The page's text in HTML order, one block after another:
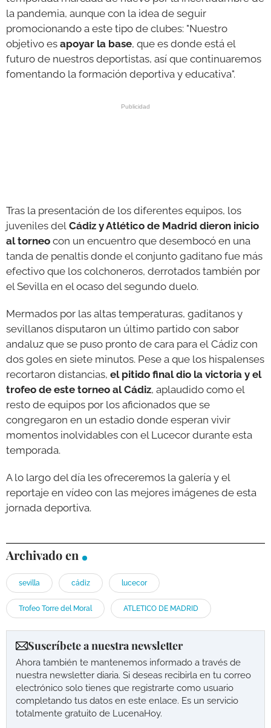
la pandemia, aunque con la idea de seguir
promocionando a este tipo de clubes: "Nuestro
objetivo es apoyar la base, que es donde está el
futuro de nuestros deportistas, así que continuaremos
fomentando la formación deportiva y educativa".
Tras la presentación de los diferentes equipos, los
juveniles del Cádiz y Atlético de Madrid dieron inicio
al torneo con un encuentro que desembocó en una
tanda de penaltis donde el conjunto gaditano fue más
efectivo que los colchoneros, derrotados también por
el Sevilla en el ocaso del segundo duelo.
Mermados por las altas temperaturas, gaditanos y
sevillanos disputaron un último partido con sabor
andaluz que se puso pronto de cara para el Cádiz con
dos goles en siete minutos. Pese a que los hispalenses
recortaron distancias, el pitido final dio la victoria y el
trofeo de este torneo al Cádiz, aplaudido como el
resto de equipos por los aficionados que se
congregaron en un estadio donde esperan vivir
momentos inolvidables con el Lucecor durante esta
temporada.
A lo largo del día les ofreceremos la galería y el
reportaje en vídeo con las mejores imágenes de esta
jornada deportiva.
Archivado en
sevilla cádiz lucecor
Trofeo Torre del Moral ATLETICO DE MADRID
Suscríbete a nuestra newsletter
Ahora también te mantenemos informado a través de
nuestra newsletter diaria. Si deseas recibirla en tu correo
electrónico solo tienes que registrarte como usuario
completando tus datos en este enlace. Es un servicio
totalmente gratuito de LucenaHoy.